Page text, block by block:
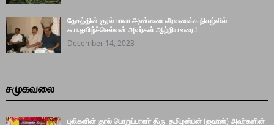
தேசத்தின் குரல் பாலா அண்ணை வீரவணக்க நிகழ்வில்
சு.ப.தமிழ்ச்செல்வன் அவர்கள் ஆற்றிய உரை.!
December 14, 2023
சமுகவலை
புலிகளின் குரல் பொறுப்பாளர் திரு. தமிழன்பன் (ஜவான்) அவர்களின்